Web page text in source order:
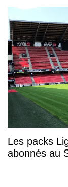
Les packs
abonnés au